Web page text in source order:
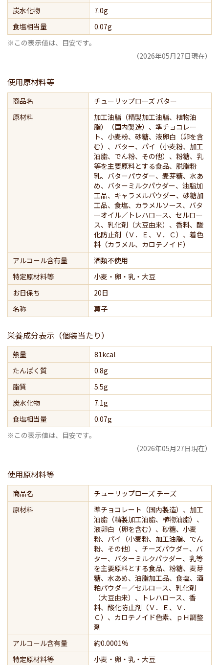
炭水化物
7.0g
食塩相当量
0.07g
※この表示値は、目安です。
（2026年05月27日現在）
使用原材料等
商品名
チューリップローズ バター
原材料
加工油脂（精製加工油脂、植物油
脂）（国内製造）、準チョコレー
ト、小麦粉、砂糖、液卵白（卵を含
む）、バター、パイ（小麦粉、加工
油脂、でん粉、その他）、粉糖、乳
等を主要原料とする食品、脱脂粉
乳、バターパウダー、麦芽糖、水あ
め、バターミルクパウダー、油脂加
工品、キャラメルパウダー、砂糖加
工品、食塩、カラメルソース、バタ
ーオイル／トレハロース、セルロー
ス、乳化剤（大豆由来）、香料、酸
化防止剤（Ｖ．Ｅ、Ｖ．Ｃ）、着色
料（カラメル、カロテノイド）
アルコール含有量
酒類不使用
特定原材料等
小麦・卵・乳・大豆
お日保ち
20日
名称
菓子
栄養成分表示（個装当たり）
熱量
81kcal
たんぱく質
0.8g
脂質
5.5g
炭水化物
7.1g
食塩相当量
0.07g
※この表示値は、目安です。
（2026年05月27日現在）
使用原材料等
商品名
チューリップローズ チーズ
原材料
準チョコレート（国内製造）、加工
油脂（精製加工油脂、植物油脂）、
液卵白（卵を含む）、砂糖、小麦
粉、パイ（小麦粉、加工油脂、でん
粉、その他）、チーズパウダー、バ
ター、バターミルクパウダー、乳等
を主要原料とする食品、粉糖、麦芽
糖、水あめ、油脂加工品、食塩、酒
粕パウダー／セルロース、乳化剤
（大豆由来）、トレハロース、香
料、酸化防止剤（Ｖ．Ｅ、Ｖ．
Ｃ）、カロテノイド色素、ｐＨ調整
剤
アルコール含有量
約0.0001%
特定原材料等
小麦・卵・乳・大豆